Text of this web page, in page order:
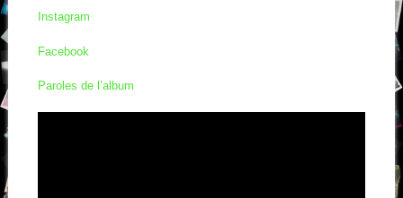
Instagram
Facebook
Paroles de l’album